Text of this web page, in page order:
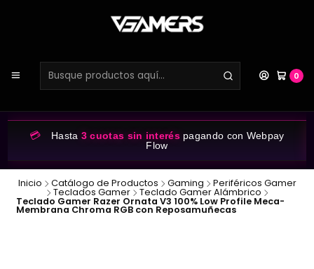
0
💳 Hasta 3 cuotas sin interéspagando con Webpay
Flow
Inicio Catálogo de Productos Gaming Periféricos Gamer
Teclados Gamer Teclado Gamer Alámbrico
Teclado Gamer Razer Ornata V3 100% Low Profile Meca-
Membrana Chroma RGB con Reposamuñecas